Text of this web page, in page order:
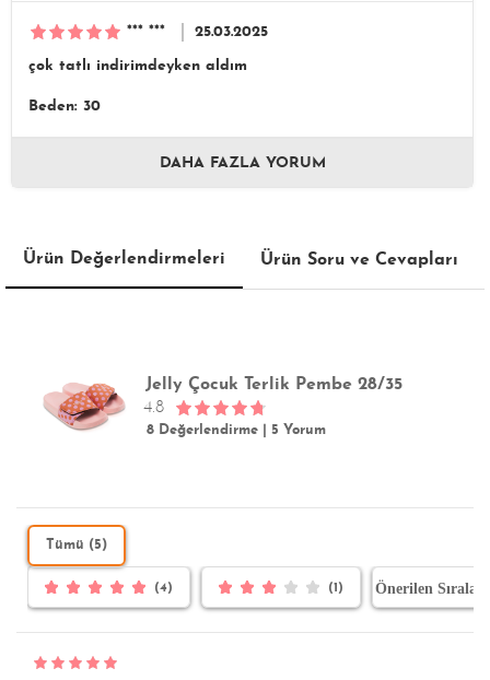
*** *** 25.03.2025
çok tatlı indirimdeyken aldım
Beden: 30
DAHA FAZLA YORUM
Ürün Değerlendirmeleri Ürün Soru ve Cevapları
Jelly Çocuk Terlik Pembe 28/35
4.8
8 Değerlendirme |5 Yorum
Tümü (5)
(4) (1)